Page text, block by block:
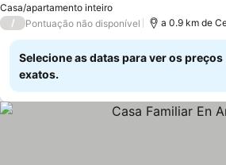
Casa/apartamento inteiro
/ Pontuação não disponível a 0.9 km de
Selecione as datas para ver os preços
exatos.